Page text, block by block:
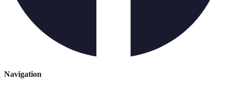
Navigation